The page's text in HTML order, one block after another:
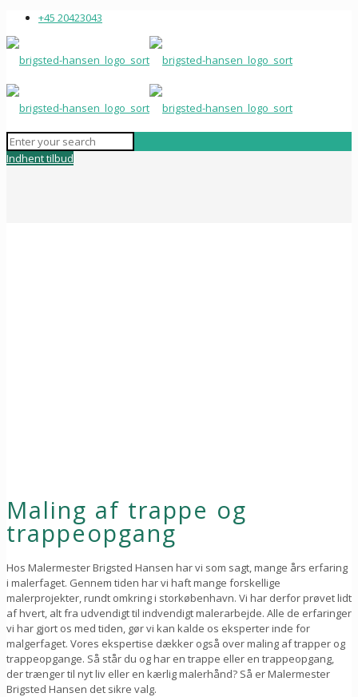
+45 20423043
Indhent tilbud
Maling af trappe og
trappeopgang
Hos Malermester Brigsted Hansen har vi som sagt, mange års erfaring
i malerfaget. Gennem tiden har vi haft mange forskellige
malerprojekter, rundt omkring i storkøbenhavn. Vi har derfor prøvet lidt
af hvert, alt fra udvendigt til indvendigt malerarbejde. Alle de erfaringer
vi har gjort os med tiden, gør vi kan kalde os eksperter inde for
malgerfaget. Vores ekspertise dækker også over maling af trapper og
trappeopgange. Så står du og har en trappe eller en trappeopgang,
der trænger til nyt liv eller en kærlig malerhånd? Så er Malermester
Brigsted Hansen det sikre valg.